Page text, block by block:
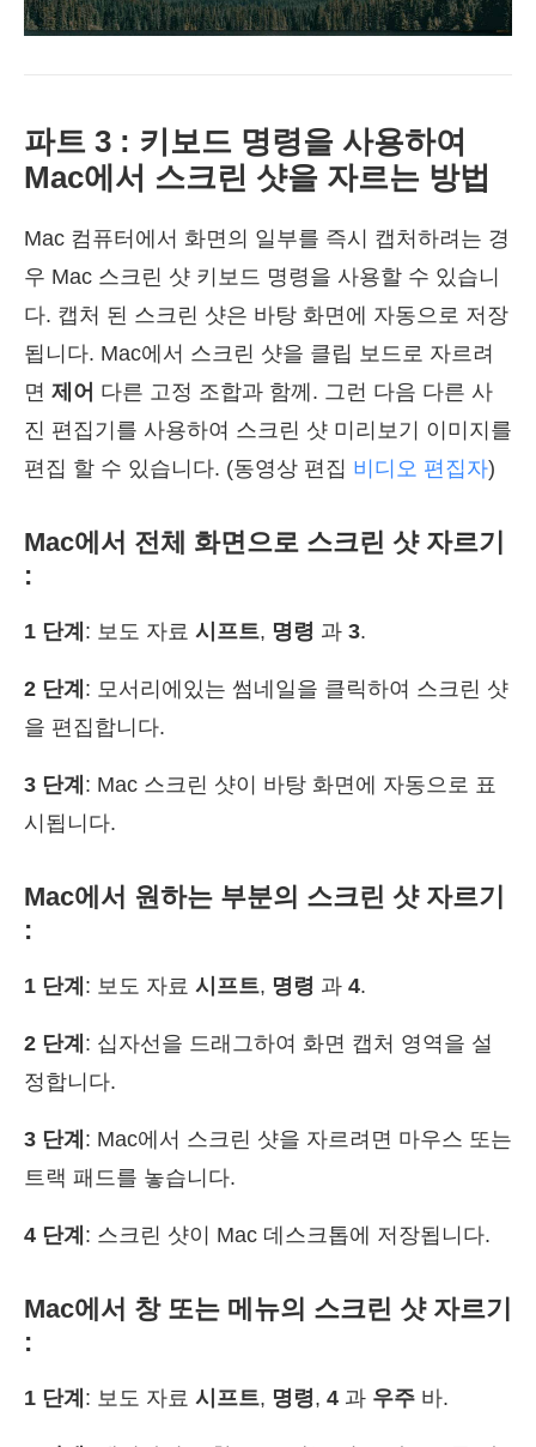
파트 3 : 키보드 명령을 사용하여
Mac에서 스크린 샷을 자르는 방법
Mac 컴퓨터에서 화면의 일부를 즉시 캡처하려는 경
우 Mac 스크린 샷 키보드 명령을 사용할 수 있습니
다. 캡처 된 스크린 샷은 바탕 화면에 자동으로 저장
됩니다. Mac에서 스크린 샷을 클립 보드로 자르려
면 제어 다른 고정 조합과 함께. 그런 다음 다른 사
진 편집기를 사용하여 스크린 샷 미리보기 이미지를
편집 할 수 있습니다. (동영상 편집 비디오 편집자)
Mac에서 전체 화면으로 스크린 샷 자르기
:
1 단계 : 보도 자료 시프트, 명령 과 3.
2 단계 : 모서리에있는 썸네일을 클릭하여 스크린 샷
을 편집합니다.
3 단계 : Mac 스크린 샷이 바탕 화면에 자동으로 표
시됩니다.
Mac에서 원하는 부분의 스크린 샷 자르기
:
1 단계 : 보도 자료 시프트, 명령 과 4.
2 단계 : 십자선을 드래그하여 화면 캡처 영역을 설
정합니다.
3 단계 : Mac에서 스크린 샷을 자르려면 마우스 또는
트랙 패드를 놓습니다.
4 단계 : 스크린 샷이 Mac 데스크톱에 저장됩니다.
Mac에서 창 또는 메뉴의 스크린 샷 자르기
:
1 단계 : 보도 자료 시프트, 명령, 4 과 우주 바.